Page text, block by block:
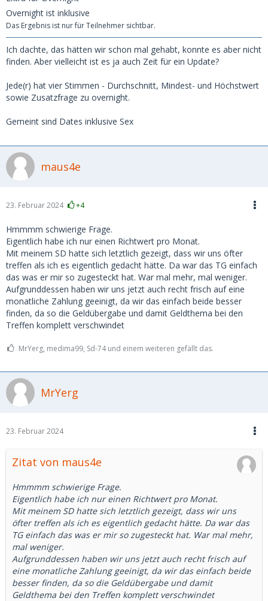
Overnight ist inklusive
Das Ergebnis ist nur für Teilnehmer sichtbar.
Ich dachte, das hätten wir schon mal gehabt, konnte es aber nicht
finden. Aber vielleicht ist es ja auch Zeit für ein Update?
Jede(r) hat vier Stimmen - Durchschnitt, Mindest- und Höchstwert
sowie Zusatzfrage zu overnight.
Gemeint sind Dates inklusive Sex
maus4e
23. Februar 2024 +4
Hmmmm schwierige Frage.
Eigentlich habe ich nur einen Richtwert pro Monat.
Mit meinem SD hatte sich letztlich gezeigt, dass wir uns öfter
treffen als ich es eigentlich gedacht hätte. Da war das TG einfach
das was er mir so zugesteckt hat. War mal mehr, mal weniger.
Aufgrunddessen haben wir uns jetzt auch recht frisch auf eine
monatliche Zahlung geeinigt, da wir das einfach beide besser
finden, da so die Geldübergabe und damit Geldthema bei den
Treffen komplett verschwindet
MrYerg, medima99, Sd-74 und einem weiteren gefällt das.
MrYerg
23. Februar 2024
Zitat von maus4e
Hmmmm schwierige Frage.
Eigentlich habe ich nur einen Richtwert pro Monat.
Mit meinem SD hatte sich letztlich gezeigt, dass wir uns
öfter treffen als ich es eigentlich gedacht hätte. Da war das
TG einfach das was er mir so zugesteckt hat. War mal mehr,
mal weniger.
Aufgrunddessen haben wir uns jetzt auch recht frisch auf
eine monatliche Zahlung geeinigt, da wir das einfach beide
besser finden, da so die Geldübergabe und damit
Geldthema bei den Treffen komplett verschwindet